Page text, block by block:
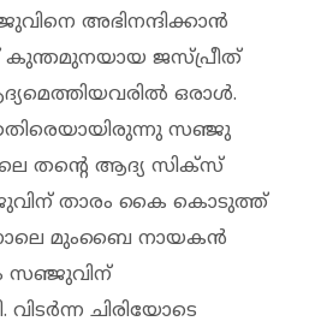
അഭിനന്ദിക്കാന്‍
ജസ്പ്രീത്
ഒരാൾ.
സഞ്ജു
തന്‍റെ ആദ്യ സിക്സ്
താരം കൈ കൊടുത്ത്
മുംബൈ നായകന്‍
സഞ്ജുവിന്
വിടർന്ന ചിരിയോടെ